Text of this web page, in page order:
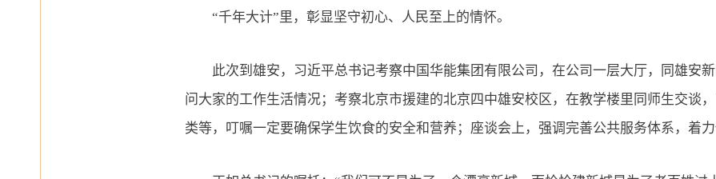
“千年大计”里，彰显坚守初心、人民至上的情怀。
此次到雄安，习近平总书记考察中国华能集团有限公司，在公司一层大厅，同雄安
问大家的工作生活情况；考察北京市援建的北京四中雄安校区，在教学楼里同师生交谈
类等，叮嘱一定要确保学生饮食的安全和营养；座谈会上，强调完善公共服务体系，着力